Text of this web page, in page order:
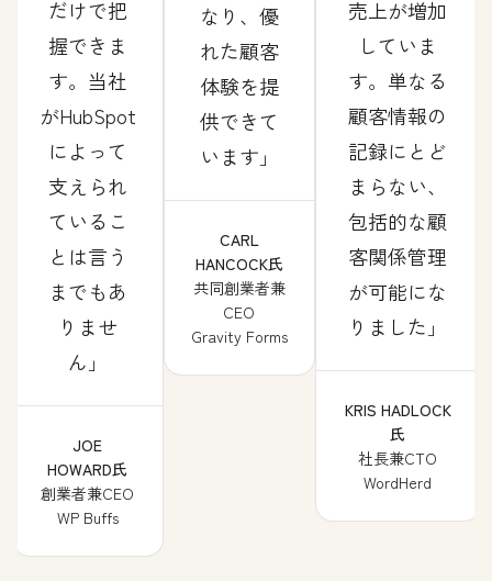
だけで把
握できま
す。当社
がHubSpot
によって
支えられ
ているこ
とは言う
までもあ
りませ
ん
JOE
HOWARD氏
創業者兼CEO
WP Buffs
なり、優
れた顧客
体験を提
供できて
います
CARL
HANCOCK氏
共同創業者兼
CEO
Gravity Forms
売上が増加
していま
す。単なる
顧客情報の
記録にとど
まらない、
包括的な顧
客関係管理
が可能にな
りました
KRIS HADLOCK
氏
社長兼CTO
WordHerd